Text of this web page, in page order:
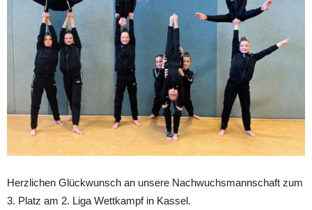
Herzlichen Glückwunsch an unsere Nachwuchsmannschaft zum
3. Platz am 2. Liga Wettkampf in Kassel.